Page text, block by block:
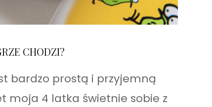
CHODZI?
bardzo prostą i przyjemną
moja 4 latka świetnie sobie z